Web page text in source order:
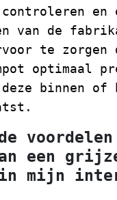
en
van de
te zorgen
optimaal
binnen of
een
in mijn